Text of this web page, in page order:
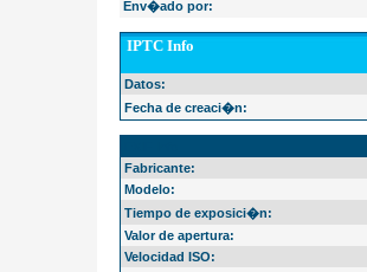
Env�ado por:
IPTC Info
Datos:
Fecha de creaci�n:
Fabricante:
Modelo:
Tiempo de exposici�n:
Valor de apertura:
Velocidad ISO: